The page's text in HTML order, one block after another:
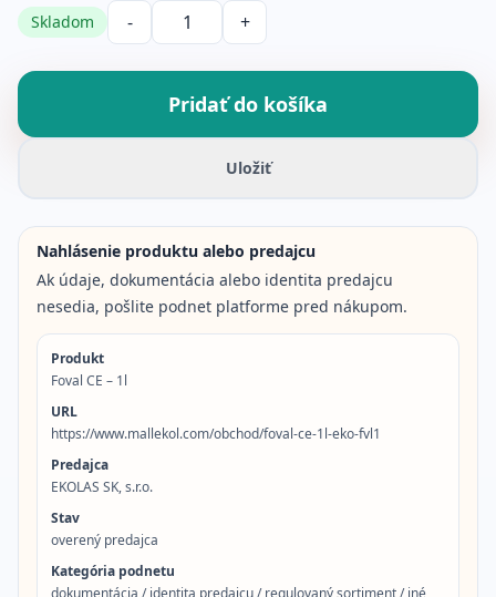
Skladom -
Množstvo produktu
+
Pridať do košíka
Uložiť
Nahlásenie produktu alebo predajcu
Ak údaje, dokumentácia alebo identita predajcu
nesedia, pošlite podnet platforme pred nákupom.
Produkt
Foval CE – 1l
URL
https://www.mallekol.com/obchod/foval-ce-1l-eko-fvl1
Predajca
EKOLAS SK, s.r.o.
Stav
overený predajca
Kategória podnetu
dokumentácia / identita predajcu / regulovaný sortiment / iné